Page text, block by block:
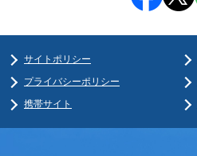
サイトポリシー
プライバシーポリシー
携帯サイト